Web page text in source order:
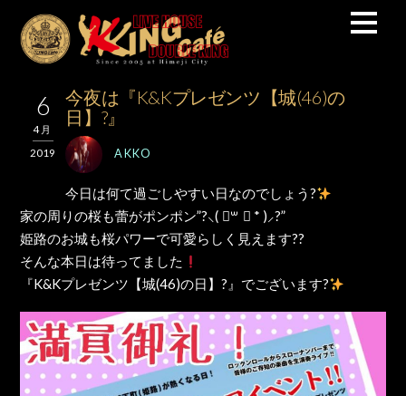
6
4月
2019
今夜は『K&Kプレゼンツ【城(46)の
日】?』
AKKO
今日は何て過ごしやすい日なのでしょう?
家の周りの桜も蕾がポンポン”?⸜( ॑꒳ ॑ * )⸝?”
姫路のお城も桜パワーで可愛らしく見えます??
そんな本日は待ってました
『K&Kプレゼンツ【城(46)の日】?』でございます?